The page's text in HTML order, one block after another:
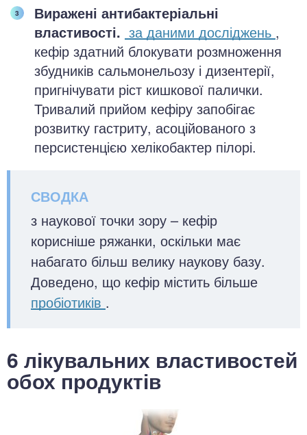
Виражені антибактеріальні
властивості. за даними досліджень ,
кефір здатний блокувати розмноження
збудників сальмонельозу і дизентерії,
пригнічувати ріст кишкової палички.
Тривалий прийом кефіру запобігає
розвитку гастриту, асоційованого з
персистенцією хелікобактер пілорі.
з наукової точки зору – кефір
корисніше ряжанки, оскільки має
набагато більш велику наукову базу.
Доведено, що кефір містить більше
пробіотиків .
6 лікувальних властивостей
обох продуктів